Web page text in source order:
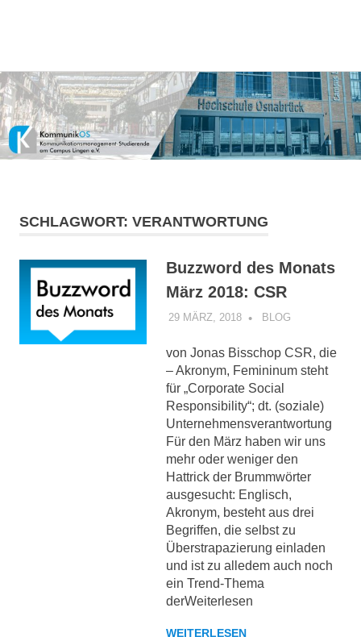
Zum
Inhalt
springen
am
Campus
Lingen
e.V.
SCHLAGWORT: VERANTWORTUNG
Buzzword des Monats
März 2018: CSR
29 MÄRZ, 2018 KOMMUNIKOS
BLOG
von Jonas Bisschop CSR, die
– Akronym, Femininum steht
für „Corporate Social
Responsibility“; dt. (soziale)
Unternehmensverantwortung
Für den März haben wir uns
mehr oder weniger den
Hattrick der Brummwörter
ausgesucht: Englisch,
Akronym, besteht aus drei
Begriffen, die selbst zu
Überstrapazierung einladen
und ist zu alledem auch noch
ein Trend-Thema
derWeiterlesen
WEITERLESEN